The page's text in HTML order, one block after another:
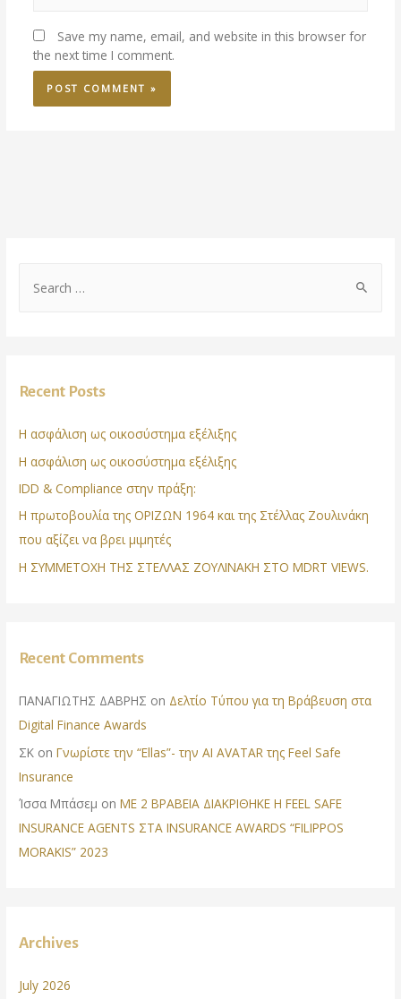
Save my name, email, and website in this browser for
the next time I comment.
Recent Posts
Η ασφάλιση ως οικοσύστημα εξέλιξης
Η ασφάλιση ως οικοσύστημα εξέλιξης
IDD & Compliance στην πράξη:
Η πρωτοβουλία της ΟΡΙΖΩΝ 1964 και της Στέλλας Ζουλινάκη
που αξίζει να βρει μιμητές
Η ΣΥΜΜΕΤΟΧΗ ΤΗΣ ΣΤΕΛΛΑΣ ΖΟΥΛΙΝΑΚΗ ΣΤΟ MDRT VIEWS.
Recent Comments
ΠΑΝΑΓΙΩΤΗΣ ΔΑΒΡΗΣ on Δελτίο Τύπου για τη Βράβευση στα
Digital Finance Awards
ΣΚ onΓνωρίστε την “Ellas”- την AI AVATAR της Feel Safe
Insurance
Ίσσα Μπάσεμ onΜΕ 2 ΒΡΑΒΕΙΑ ΔΙΑΚΡΙΘΗΚΕ Η FEEL SAFE
INSURANCE AGENTS ΣΤΑ INSURANCE AWARDS “FILIPPOS
MORAKIS” 2023
Archives
July 2026